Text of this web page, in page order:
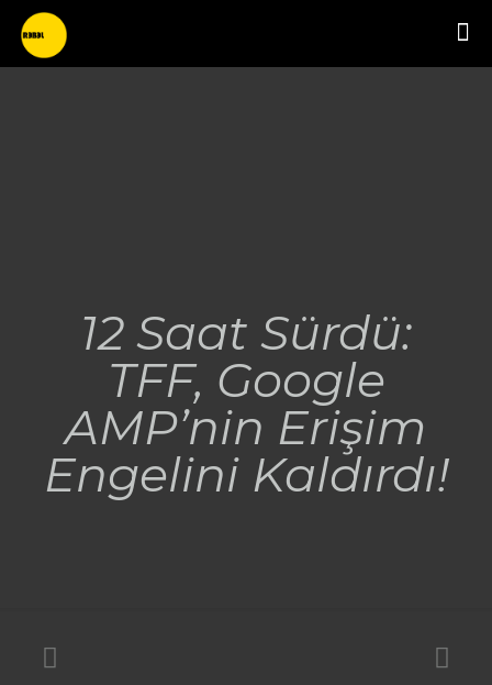
12 Saat Sürdü:
TFF, Google
AMP’nin Erişim
Engelini Kaldırdı!